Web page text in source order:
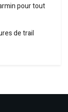
pour tout
de trail